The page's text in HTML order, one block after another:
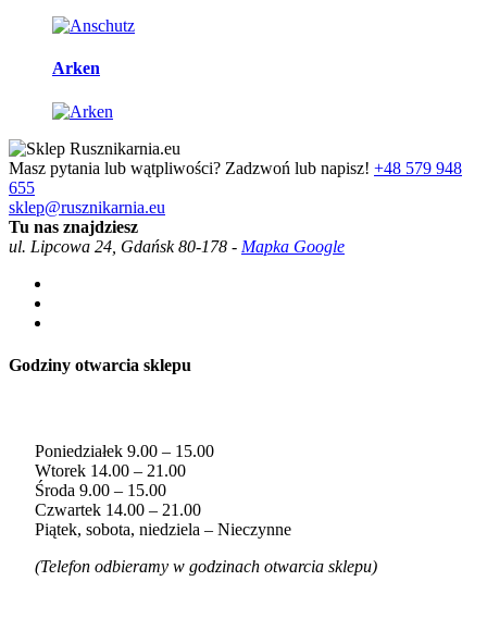
Arken
Masz pytania lub wątpliwości? Zadzwoń lub napisz! +48 579 948
655
sklep@rusznikarnia.eu
Tu nas znajdziesz
ul. Lipcowa 24, Gdańsk 80-178 - Mapka Google
Godziny otwarcia sklepu
Poniedziałek 9.00 – 15.00
Wtorek 14.00 – 21.00
Środa 9.00 – 15.00
Czwartek 14.00 – 21.00
Piątek, sobota, niedziela – Nieczynne
(Telefon odbieramy w godzinach otwarcia sklepu)